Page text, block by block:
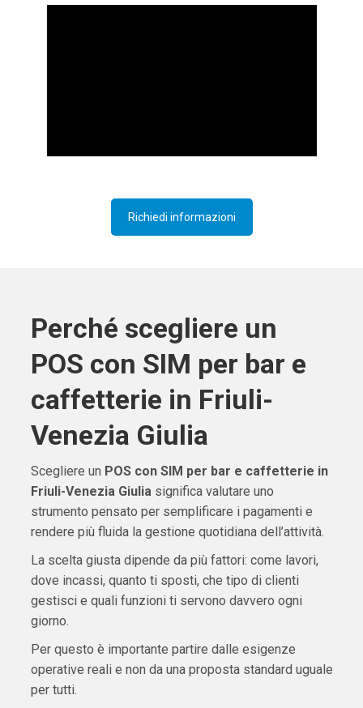
Richiedi informazioni
Perché scegliere un
POS con SIM per bar e
caffetterie in Friuli-
Venezia Giulia
Scegliere un POS con SIM per bar e caffetterie in
Friuli-Venezia Giuliasignifica valutare uno
strumento pensato per semplificare i pagamenti e
rendere più fluida la gestione quotidiana dell’attività.
La scelta giusta dipende da più fattori: come lavori,
dove incassi, quanto ti sposti, che tipo di clienti
gestisci e quali funzioni ti servono davvero ogni
giorno.
Per questo è importante partire dalle esigenze
operative reali e non da una proposta standard uguale
per tutti.